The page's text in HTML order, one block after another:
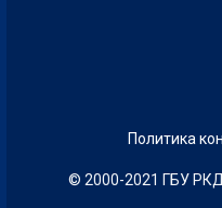
Политика
© 2000-2021 ГБУ